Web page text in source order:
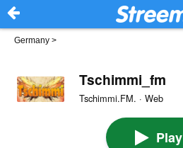
Germany >
Tschimmi_fm
Tschimmi.FM. · Web
Play